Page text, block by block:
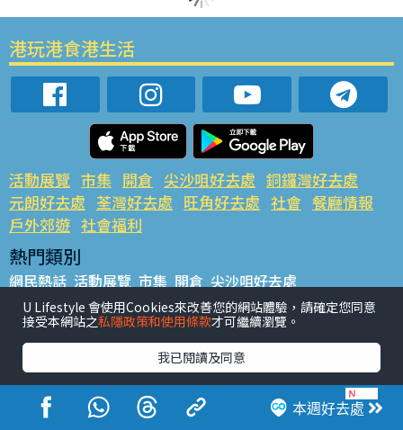
本週好去處
港玩港食港生活
活動展覽 市集 開倉 尖沙咀好去處 銅鑼灣好去處
元朗好去處 荃灣好去處 旺角好去處 社會 餐廳情報
戶外郊遊 社會福利
熱門類別
網民熱話 活動展覽 市集 開倉 尖沙咀好去處
銅鑼灣好去處 元朗好去處 荃灣好去處 旺角好去處 社會
餐廳情報 戶外郊遊
熱門標籤
#UGO搵好去處 #人氣活動推介 #美食社群熱話
#親子玩樂好去處
#ULifestyle應用程式
#限時搶
#UJetso禮物放送
#ULifestyle商戶中心 #著數 #網絡熱話
U Lifestyle 會使用Cookies來改善您的網站體驗，請確定您同意
接受本網站之私隱政策和使用條款才可繼續瀏覽。
我已閱讀及同意